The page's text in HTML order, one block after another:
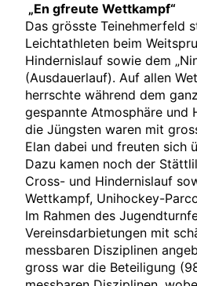
„En gfreute Wettkampf“
Das grösste Teinehmerfeld
Leichtathleten beim
Hindernislauf sowie dem
(Ausdauerlauf). Auf allen
herrschte während dem
gespannte Atmosphäre und
die Jüngsten waren mit
Elan dabei und freuten sich
Dazu kamen noch der
Cross- und Hindernislauf
Wettkampf, Unihockey-
Im Rahmen des
Vereinsdarbietungen mit
messbaren Disziplinen
gross war die Beteiligung